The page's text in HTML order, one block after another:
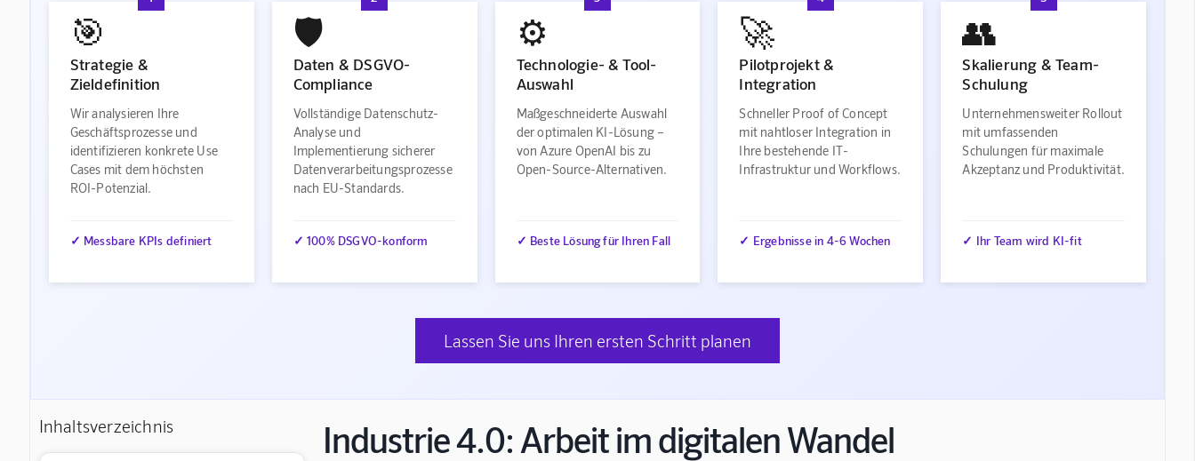
🎯
Strategie &
Zieldefinition
Wir analysieren Ihre
Geschäftsprozesse und
identifizieren konkrete Use
Cases mit dem höchsten
ROI-Potenzial.
✓ Messbare KPIs definiert
🛡️
Daten & DSGVO-
Compliance
Vollständige Datenschutz-
Analyse und
Implementierung sicherer
Datenverarbeitungsprozesse
nach EU-Standards.
✓ 100% DSGVO-konform
⚙️
Technologie- & Tool-
Auswahl
Maßgeschneiderte Auswahl
der optimalen KI-Lösung –
von Azure OpenAI bis zu
Open-Source-Alternativen.
✓ Beste Lösung für Ihren Fall
🚀
Pilotprojekt &
Integration
Schneller Proof of Concept
mit nahtloser Integration in
Ihre bestehende IT-
Infrastruktur und Workflows.
✓ Ergebnisse in 4-6 Wochen
👥
Skalierung & Team-
Schulung
Unternehmensweiter Rollout
mit umfassenden
Schulungen für maximale
Akzeptanz und Produktivität.
✓ Ihr Team wird KI-fit
Lassen Sie uns Ihren ersten Schritt planen
Inhaltsverzeichnis Industrie 4.0: Arbeit im digitalen Wandel